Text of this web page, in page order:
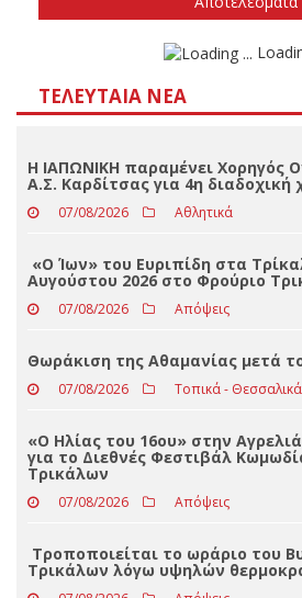
Δεν ξέρω/δεν
ΤΕΛΕΥΤΑΊΑ ΝΈΑ
Η ΙΑΠΩΝΙΚΗ παραμένει Χορηγός
Α.Σ. Καρδίτσας για 4η διαδοχική
07/08/2026 Αθλητικά
«Ο Ίων» του Ευριπίδη στα
Αυγούστου 2026 στο Φρούριο
Θωράκιση της Αθαμανίας μετά
για το Διεθνές Φεστιβάλ
Τρικάλων